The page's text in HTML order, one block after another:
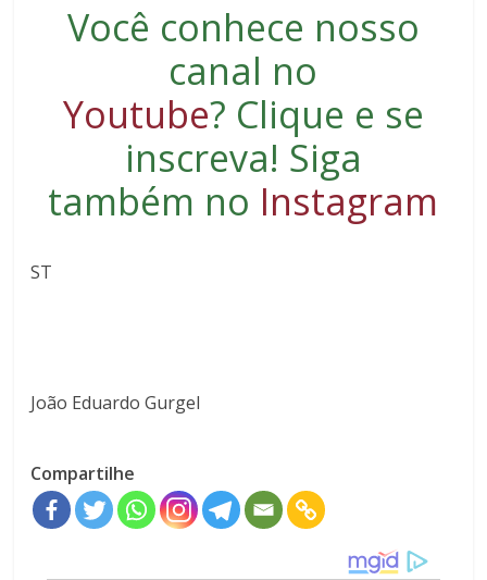
Você conhece nosso
canal no
Youtube? Clique e se
inscreva! Siga
também no Instagram
ST
João Eduardo Gurgel
Compartilhe